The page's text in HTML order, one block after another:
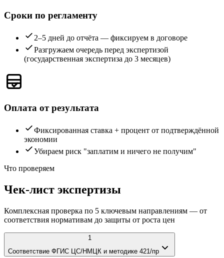
Сроки по регламенту
2–5 дней до отчёта — фиксируем в договоре
Разгружаем очередь перед экспертизой
(государственная экспертиза до 3 месяцев)
Оплата от результата
Фиксированная ставка + процент от подтверждённой
экономии
Убираем риск "заплатим и ничего не получим"
Что проверяем
Чек-лист экспертизы
Комплексная проверка по 5 ключевым направлениям — от
соответствия нормативам до защиты от роста цен
1
Соответствие ФГИС ЦС/НМЦК и методике 421/пр